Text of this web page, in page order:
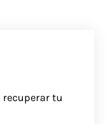
recuperar tu